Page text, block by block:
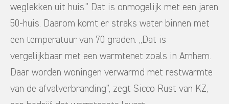
weglekken uit huis.’’ Dat is onmogelijk met een jaren
50-huis. Daarom komt er straks water binnen met
een temperatuur van 70 graden. ,,Dat is
vergelijkbaar met een warmtenet zoals in Arnhem.
Daar worden woningen verwarmd met restwarmte
van de afvalverbranding’’, zegt Sicco Rust van KZ,